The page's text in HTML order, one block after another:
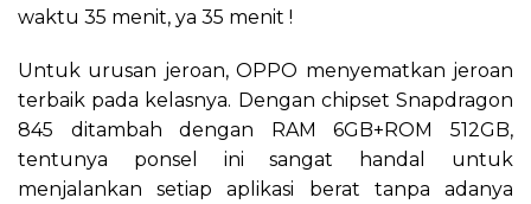
waktu 35 menit, ya 35 menit !
Untuk urusan jeroan, OPPO menyematkan jeroan
terbaik pada kelasnya. Dengan chipset Snapdragon
845 ditambah dengan RAM 6GB+ROM 512GB,
tentunya ponsel ini sangat handal untuk
menjalankan setiap aplikasi berat tanpa adanya